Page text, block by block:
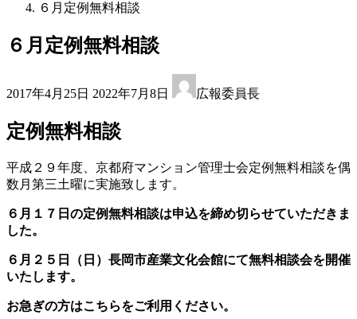
６月定例無料相談
６月定例無料相談
2017年4月25日 終
新
時
:
2022年7月8日 広報委員長
定例無料相談
平成２９年度、京都府マンション管理士会定例無料相談を偶
数月第三土曜に実施致します。
６月１７日の定例無料相談は申込を締め切らせていただきま
した。
６月２５日（日）長岡市産業文化会館にて無料相談会を開催
いたします。
お急ぎの方はこちらをご利用ください。